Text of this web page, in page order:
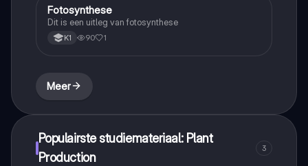
Biologie
Fotosynthese
Dit is een uitleg van fotosynthese
K1 90 1
Meer
Populairste studiemateriaal: Plant
Production
3